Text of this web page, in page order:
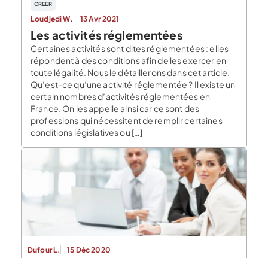
CREER
Loudjedi W. 13 Avr 2021
Les activités réglementées
Certaines activités sont dites réglementées : elles
répondent à des conditions afin de les exercer en
toute légalité. Nous le détaillerons dans cet article.
Qu’est-ce qu’une activité réglementée ? Il existe un
certain nombres d’activités réglementées en
France. On les appelle ainsi car ce sont des
professions qui nécessitent de remplir certaines
conditions législatives ou […]
Dufour L. 15 Déc 2020